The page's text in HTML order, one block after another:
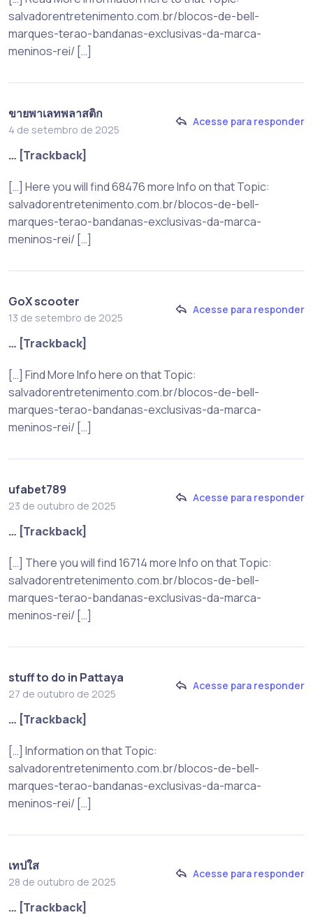
salvadorentretenimento.com.br/blocos-de-bell-
marques-terao-bandanas-exclusivas-da-marca-
meninos-rei/ […]
ขายพาเลทพลาสติก
4 de setembro de 2025
Acesse para responder
… [Trackback]
[…] Here you will find 68476 more Info on that Topic:
salvadorentretenimento.com.br/blocos-de-bell-
marques-terao-bandanas-exclusivas-da-marca-
meninos-rei/ […]
GoX scooter
13 de setembro de 2025
Acesse para responder
… [Trackback]
[…] Find More Info here on that Topic:
salvadorentretenimento.com.br/blocos-de-bell-
marques-terao-bandanas-exclusivas-da-marca-
meninos-rei/ […]
ufabet789
23 de outubro de 2025
Acesse para responder
… [Trackback]
[…] There you will find 16714 more Info on that Topic:
salvadorentretenimento.com.br/blocos-de-bell-
marques-terao-bandanas-exclusivas-da-marca-
meninos-rei/ […]
stuff to do in Pattaya
27 de outubro de 2025
Acesse para responder
… [Trackback]
[…] Information on that Topic:
salvadorentretenimento.com.br/blocos-de-bell-
marques-terao-bandanas-exclusivas-da-marca-
meninos-rei/ […]
เทปใส
28 de outubro de 2025
Acesse para responder
… [Trackback]